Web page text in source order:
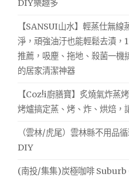
DIY樂趣多
【SANSUI山水】輕蒸仕無
淨，頑強油汙也能輕鬆去漬，
推薦，吸塵、拖地、殺菌一機
的居家清潔神器
【Coz!i廚膳寶】炙燒氣炸
烤爐搞定蒸、烤、炸、烘焙，
（雲林/虎尾）雲林縣不用品
DIY
(南投/集集)炭極咖啡 Suburb